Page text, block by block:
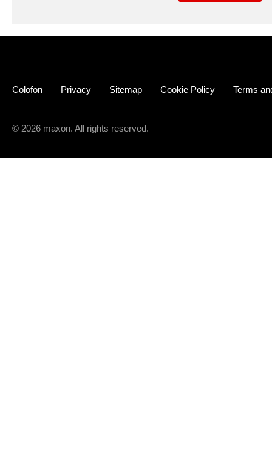
Colofon Privacy Sitemap Cookie Policy Terms
© 2026 maxon. All rights reserved.